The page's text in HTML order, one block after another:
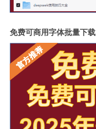
免费可商用字体批量下载